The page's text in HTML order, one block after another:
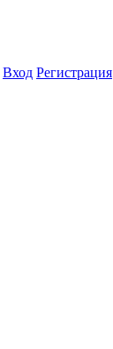
Вход Регистрация